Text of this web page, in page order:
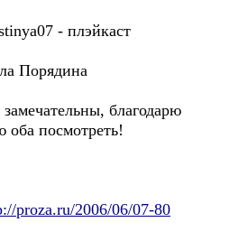
- плэйкаст
Порядина
благодарю
оба посмотреть!
proza.ru/2006/06/07-80